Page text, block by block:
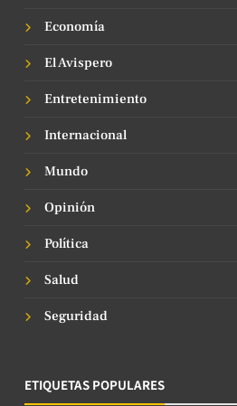
Economía
El Avispero
Entretenimiento
Internacional
Mundo
Opinión
Política
Salud
Seguridad
ETIQUETAS POPULARES